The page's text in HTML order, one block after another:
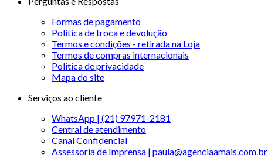
Formas de pagamento
Política de troca e devolução
Termos e condições - retirada na Loja
Termos de compras internacionais
Politica de privacidade
Mapa do site
Serviços ao cliente
WhatsApp | (21) 97971-2181
Central de atendimento
Canal Confidencial
Assessoria de Imprensa | paula@agenciaamais.com.br